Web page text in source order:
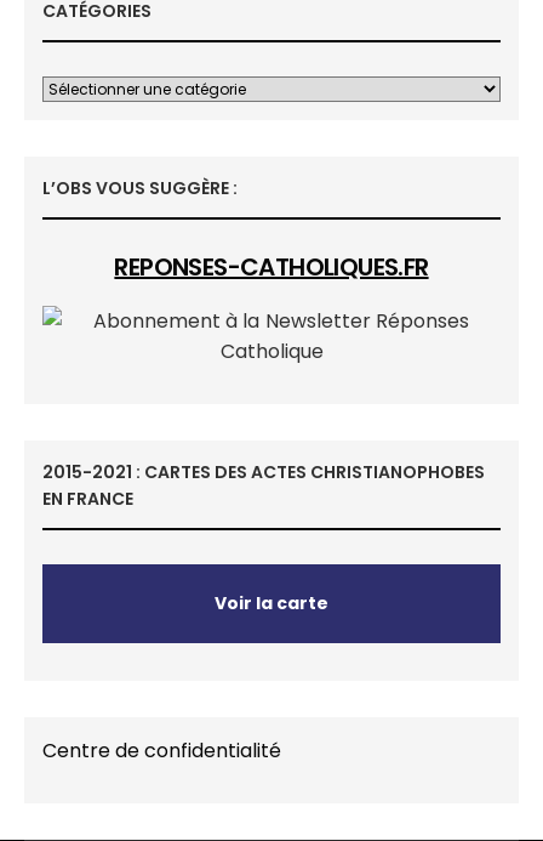
CATÉGORIES
L’OBS VOUS SUGGÈRE :
REPONSES-CATHOLIQUES.FR
2015-2021 : CARTES DES ACTES CHRISTIANOPHOBES
EN FRANCE
Voir la carte
Centre de confidentialité